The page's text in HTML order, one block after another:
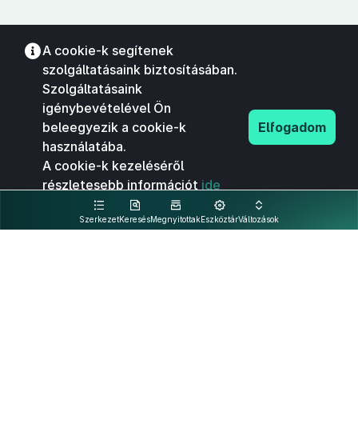
SzerkezetKeresésMegnyitottakEszköztárVáltozások
A cookie-k segítenek
szolgáltatásaink biztosításában.
Szolgáltatásaink
igénybevételével Ön
beleegyezik a cookie-k
használatába.
A cookie-k kezeléséről
részletesebb információt ide
kattintva olvashat.
Elfogadom